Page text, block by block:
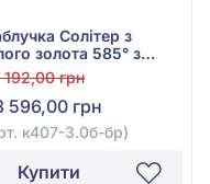
Солітер з
золота 585° з
0,12ct, арт.
3.0б-бр
192,00 грн
596,00 грн
к407-3.0б-бр)
Купити